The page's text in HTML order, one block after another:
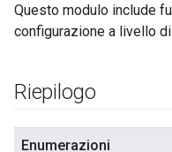
Questo modulo include
configurazione a livello
Riepilogo
Enumerazioni